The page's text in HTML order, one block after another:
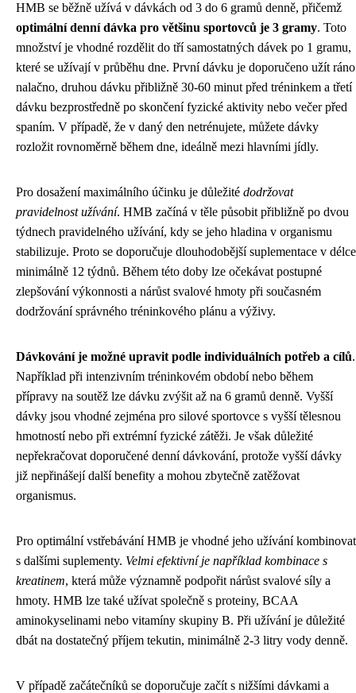
HMB se běžně užívá v dávkách od 3 do 6 gramů denně, přičemž
optimální denní dávka pro většinu sportovců je 3 gramy. Toto
množství je vhodné rozdělit do tří samostatných dávek po 1 gramu,
které se užívají v průběhu dne. První dávku je doporučeno užít ráno
nalačno, druhou dávku přibližně 30-60 minut před tréninkem a třetí
dávku bezprostředně po skončení fyzické aktivity nebo večer před
spaním. V případě, že v daný den netrénujete, můžete dávky
rozložit rovnoměrně během dne, ideálně mezi hlavními jídly.
Pro dosažení maximálního účinku je důležité dodržovat
pravidelnost užívání. HMB začíná v těle působit přibližně po dvou
týdnech pravidelného užívání, kdy se jeho hladina v organismu
stabilizuje. Proto se doporučuje dlouhodobější suplementace v délce
minimálně 12 týdnů. Během této doby lze očekávat postupné
zlepšování výkonnosti a nárůst svalové hmoty při současném
dodržování správného tréninkového plánu a výživy.
Dávkování je možné upravit podle individuálních potřeb a cílů.
Například při intenzivním tréninkovém období nebo během
přípravy na soutěž lze dávku zvýšit až na 6 gramů denně. Vyšší
dávky jsou vhodné zejména pro silové sportovce s vyšší tělesnou
hmotností nebo při extrémní fyzické zátěži. Je však důležité
nepřekračovat doporučené denní dávkování, protože vyšší dávky
již nepřinášejí další benefity a mohou zbytečně zatěžovat
organismus.
Pro optimální vstřebávání HMB je vhodné jeho užívání kombinovat
s dalšími suplementy. Velmi efektivní je například kombinace s
kreatinem, která může významně podpořit nárůst svalové síly a
hmoty. HMB lze také užívat společně s proteiny, BCAA
aminokyselinami nebo vitamíny skupiny B. Při užívání je důležité
dbát na dostatečný příjem tekutin, minimálně 2-3 litry vody denně.
V případě začátečníků se doporučuje začít s nižšími dávkami a